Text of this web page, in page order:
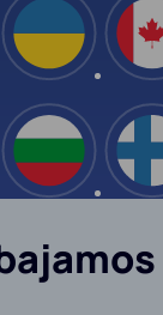
Ucrania
Bulgaria